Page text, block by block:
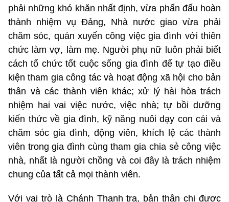
phải những khó khăn nhất định, vừa phấn đấu hoàn
thành nhiệm vụ Đảng, Nhà nước giao vừa phải
chăm sóc, quán xuyến công việc gia đình với thiên
chức làm vợ, làm mẹ. Người phụ nữ luôn phải biết
cách tổ chức tốt cuộc sống gia đình để tự tạo điều
kiện tham gia công tác và hoạt động xã hội cho bản
thân và các thành viên khác; xử lý hài hòa trách
nhiệm hai vai việc nước, việc nhà; tự bồi dưỡng
kiến thức về gia đình, kỹ năng nuôi dạy con cái và
chăm sóc gia đình, động viên, khích lệ các thành
viên trong gia đình cùng tham gia chia sẻ công việc
nhà, nhất là người chồng và coi đây là trách nhiệm
chung của tất cả mọi thành viên.
Với vai trò là Chánh Thanh tra, bản thân chị được